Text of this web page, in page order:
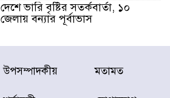
দেশে ভারি বৃষ্টির সতর্কবার্তা, ১০
জেলায় বন্যার পূর্বাভাস
৫৩ নং ওয়ার্ডের সড়কে নেমপ্লেট
স্থাপনের উদ্যোগ চান মিয়া ব্যাপারীর
উপসম্পাদকীয় মতামত